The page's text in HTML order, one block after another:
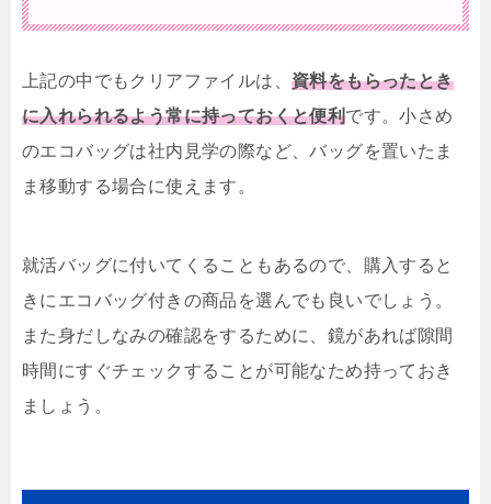
上記の中でもクリアファイルは、 資料をもらったとき
に入れられるよう常に持っておくと便利です。小さめ
のエコバッグは社内見学の際など、バッグを置いたま
ま移動する場合に使えます。
就活バッグに付いてくることもあるので、購入すると
きにエコバッグ付きの商品を選んでも良いでしょう。
また身だしなみの確認をするために、鏡があれば隙間
時間にすぐチェックすることが可能なため持っておき
ましょう。